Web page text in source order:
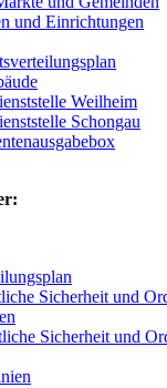
und Einrichtungen
Weilheim
Schongau
Sicherheit und
Sicherheit und